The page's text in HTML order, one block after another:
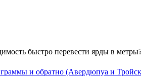
быстро перевести ярды в
и обратно (Авердюпуа и